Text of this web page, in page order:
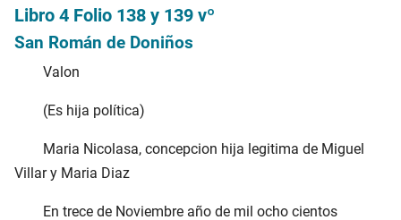
Libro 4 Folio 138 y 139 vº
San Román de Doniños
Valon
(Es hija política)
Maria Nicolasa, concepcion hija legitima de Miguel
Villar y Maria Diaz
En trece de Noviembre año de mil ocho cientos